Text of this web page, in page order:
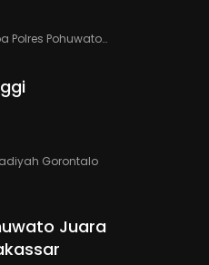
Polres Pohuwato…
Gorontalo
Juara